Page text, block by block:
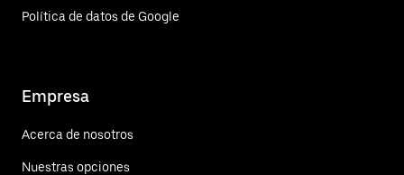
Política de datos de Google
Empresa
Acerca de nosotros
Nuestras opciones